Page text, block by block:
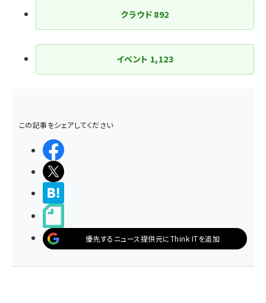
クラウド 892
イベント 1,123
この記事をシェアしてください
優先するニュース提供元にThink ITを追加